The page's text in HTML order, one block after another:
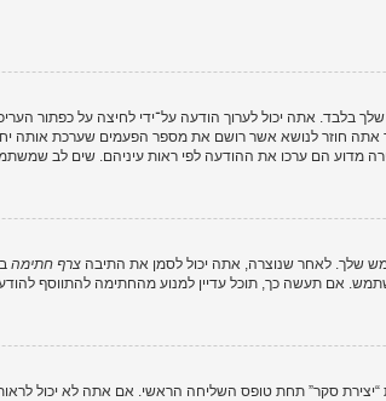
בלבד. אתה יכול לערוך הודעה על־ידי לחיצה על כפתור
חוזר לנושא אשר רושם את מספר הפעמים שערכת אותה
הם ערכו את ההודעה לפי ראות עיניהם. שים לב
שלך. לאחר שנוצרה, אתה יכול לסמן את התיבה צרף חתימה
אם תעשה כך, תוכל עדיין למנוע מהחתימה להתווסף
סקר” תחת טופס השליחה הראשי. אם אתה לא יכול